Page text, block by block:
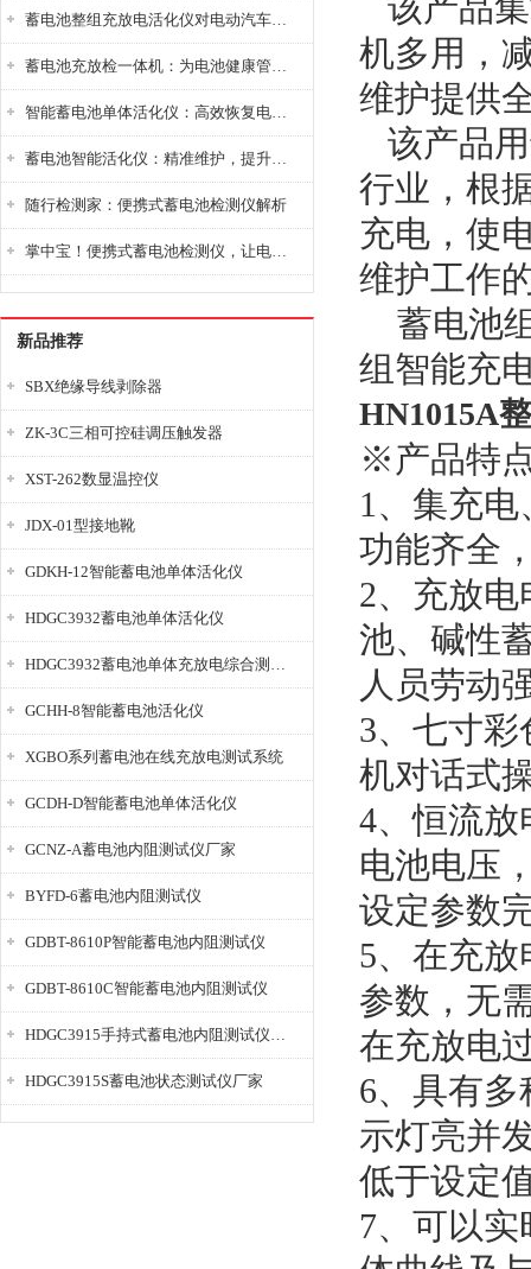
蓄电池整组充放电活化仪对电动汽车电池有帮助吗？
蓄电池充放检一体机：为电池健康管理提供一站式解决方案
智能蓄电池单体活化仪：高效恢复电池性能，延长蓄电池使用寿命
蓄电池智能活化仪：精准维护，提升电池健康状态
随行检测家：便携式蓄电池检测仪解析
掌中宝！便携式蓄电池检测仪，让电池检测变得简单又快捷！
新品推荐
SBX绝缘导线剥除器
ZK-3C三相可控硅调压触发器
XST-262数显温控仪
JDX-01型接地靴
GDKH-12智能蓄电池单体活化仪
HDGC3932蓄电池单体活化仪
HDGC3932蓄电池单体充放电综合测试仪
GCHH-8智能蓄电池活化仪
XGBO系列蓄电池在线充放电测试系统
GCDH-D智能蓄电池单体活化仪
GCNZ-A蓄电池内阻测试仪厂家
BYFD-6蓄电池内阻测试仪
GDBT-8610P智能蓄电池内阻测试仪
GDBT-8610C智能蓄电池内阻测试仪
HDGC3915手持式蓄电池内阻测试仪厂家
HDGC3915S蓄电池状态测试仪厂家
机多用，
维护提供
该产品
行业，根
充电，使
维护工作
蓄电池
组智能充
HN1015A
※产品特
1、集充
功能齐全
2、充放
池、碱性
人员劳动
3、七寸
机对话式
4、恒流
电池电压
设定参数
5、在充
参数，无
在充放电
6、具有
示灯亮并
低于设定
7、可以